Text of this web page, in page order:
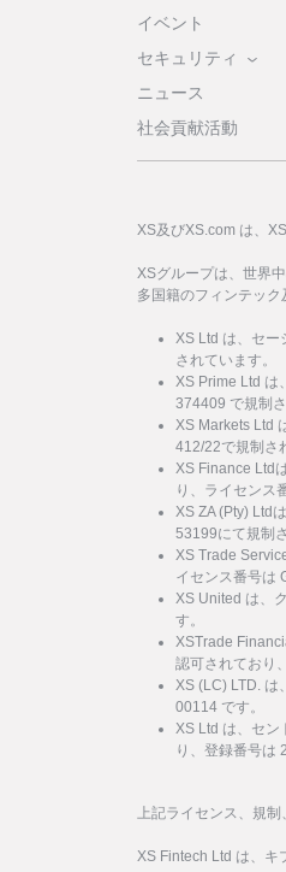
イベント
セキュリティ
ニュース
社会貢献活動
XS及びXS.com は、
XSグループは、世界
多国籍のフィンテック
XS Ltd は、セー
されています。
XS Prime Ltd は
374409 で規制さ
XS Markets Ltd
412/22で規制さ
XS Finance Ltd
り、ライセンス
XS ZA (Pty) Ltd
53199にて規制
XS Trade
イセンス番号は
XS United は、
す。
XSTrade
認可されており
XS (LC) LTD. は
00114 です。
XS Ltd は、セン
り、登録番号は
上記ライセンス、規制
XS Fintech Ltd は、キ